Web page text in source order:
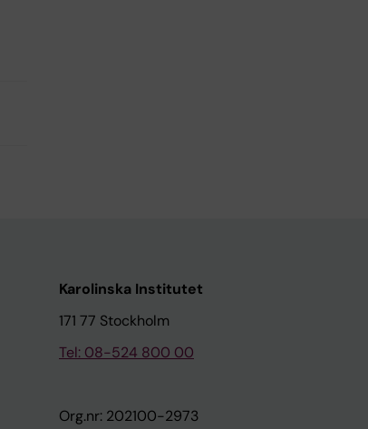
Karolinska Institutet
171 77 Stockholm
Tel: 08-524 800 00
Org.nr: 202100-2973